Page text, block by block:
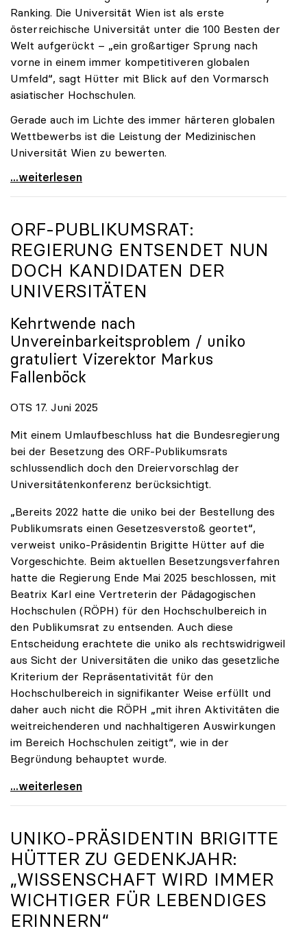
Ranking. Die Universität Wien ist als erste
österreichische Universität unter die 100 Besten der
Welt aufgerückt – „ein großartiger Sprung nach
vorne in einem immer kompetitiveren globalen
Umfeld“, sagt Hütter mit Blick auf den Vormarsch
asiatischer Hochschulen.
Gerade auch im Lichte des immer härteren globalen
Wettbewerbs ist die Leistung der Medizinischen
Universität Wien zu bewerten.
„Top-Rankingplätze heimischer Universitäten geben
...weiterlesen
ORF-PUBLIKUMSRAT:
REGIERUNG ENTSENDET NUN
DOCH KANDIDATEN DER
UNIVERSITÄTEN
Kehrtwende nach
Unvereinbarkeitsproblem / uniko
gratuliert Vizerektor Markus
Fallenböck
OTS 17. Juni 2025
Mit einem Umlaufbeschluss hat die Bundesregierung
bei der Besetzung des ORF-Publikumsrats
schlussendlich doch den Dreiervorschlag der
Universitätenkonferenz berücksichtigt.
„Bereits 2022 hatte die uniko bei der Bestellung des
Publikumsrats einen Gesetzesverstoß geortet“,
verweist uniko-Präsidentin Brigitte Hütter auf die
Vorgeschichte. Beim aktuellen Besetzungsverfahren
hatte die Regierung Ende Mai 2025 beschlossen, mit
Beatrix Karl eine Vertreterin der Pädagogischen
Hochschulen (RÖPH) für den Hochschulbereich in
den Publikumsrat zu entsenden. Auch diese
Entscheidung erachtete die uniko als rechtswidrigweil
aus Sicht der Universitäten die uniko das gesetzliche
Kriterium der Repräsentativität für den
Hochschulbereich in signifikanter Weise erfüllt und
daher auch nicht die RÖPH „mit ihren Aktivitäten die
weitreichenderen und nachhaltigeren Auswirkungen
im Bereich Hochschulen zeitigt“, wie in der
Begründung behauptet wurde.
ORF-Publikumsrat: Regierung entsendet nun doch
...weiterlesen
UNIKO-PRÄSIDENTIN BRIGITTE
HÜTTER ZU GEDENKJAHR:
„WISSENSCHAFT WIRD IMMER
WICHTIGER FÜR LEBENDIGES
ERINNERN“